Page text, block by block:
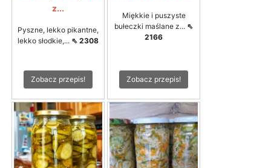
z...
Pyszne, lekko pikantne,
lekko słodkie,... ⇖ 2308
Zobacz przepis!
Miękkie i puszyste
bułeczki maślane z... ⇖
2166
Zobacz przepis!